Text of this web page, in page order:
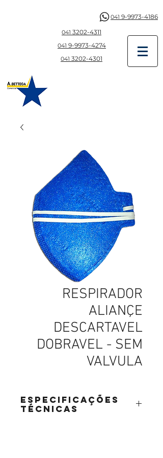
041 9-9973-4186
041 3202-4311
041 9-9973-4274
041 3202-4301
RESPIRADOR
ALIANÇE
DESCARTAVEL
DOBRAVEL - SEM
VALVULA
Especificações
Técnicas